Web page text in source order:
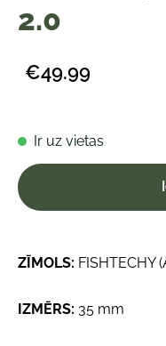
2.0
€49.99
Ir uz vietas
ZĪMOLS: FISHTECHY
IZMĒRS: 35 mm